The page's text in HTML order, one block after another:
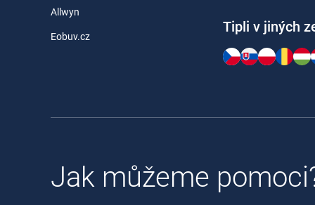
Allwyn
Eobuv.cz
Tipli v jiných
Jak můžeme